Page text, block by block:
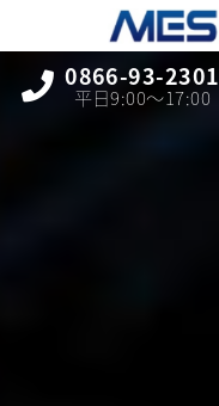
0866-93-2301
平日9:00〜17:00